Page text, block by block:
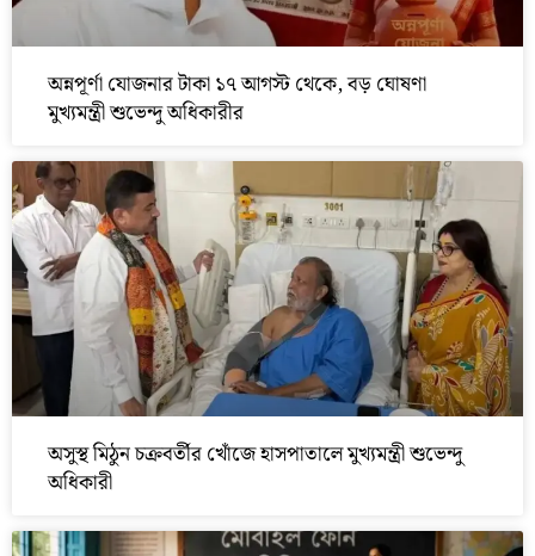
অন্নপূর্ণা যোজনার টাকা ১৭ আগস্ট থেকে, বড় ঘোষণা
মুখ্যমন্ত্রী শুভেন্দু অধিকারীর
অসুস্থ মিঠুন চক্রবর্তীর খোঁজে হাসপাতালে মুখ্যমন্ত্রী শুভেন্দু
অধিকারী